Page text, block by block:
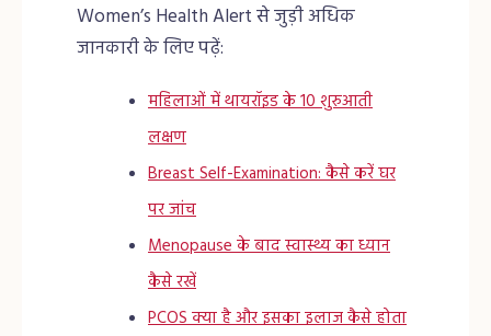
Women’s Health Alert से जुड़ी अधिक
जानकारी के लिए पढ़ें:
महिलाओं में थायरॉइड के 10 शुरुआती
लक्षण
Breast Self-Examination: कैसे करें घर
पर जांच
Menopause के बाद स्वास्थ्य का ध्यान
कैसे रखें
PCOS क्या है और इसका इलाज कैसे होता